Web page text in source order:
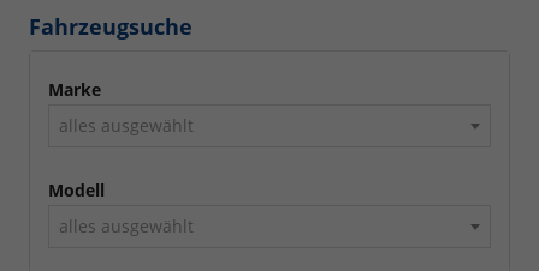
Fahrzeugsuche
Marke
alles ausgewählt
Modell
alles ausgewählt